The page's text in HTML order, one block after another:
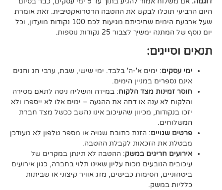
לבקש את ההטבה הרטרואקטיבית. זאת אומרת
שעל ארבעת הימים שחיכיתם מגיעות לכם 100 נקודות מועדון, וכל
לצבור 25 נקודות נוספות.
: ימים א'-ה' בלבד. ימי שישי, שבת, ערבי חג וחגים
במניין הימים.
מצד הלקוח: במידה והשליח ניסה לתאם מסירה
ענה או דחה את ההגעה – ימים אלו לא ייספרו ולא
מכיוון שהעיכוב אינו נחשב ככשל מצד חברת
: הזנת כתובת שגויה או מספר טלפון לא מעודכן
הזכאות לקבלת ההטבה.
חריגים במשק: ההטבה לא תינתן במקרים של
מכוח עליון שאינו תלוי בחברה, כגון אירועים
חסימות כבישים, מזג אוויר קיצוני או שביתות